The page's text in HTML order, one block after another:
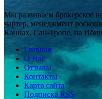
Мы развиваем брокерское
чартер, менеджмент
Каннах, Сан-Тропе, на
Главная
О Нас
Отзывы
Контакты
Карта сайта
Подписка RSS